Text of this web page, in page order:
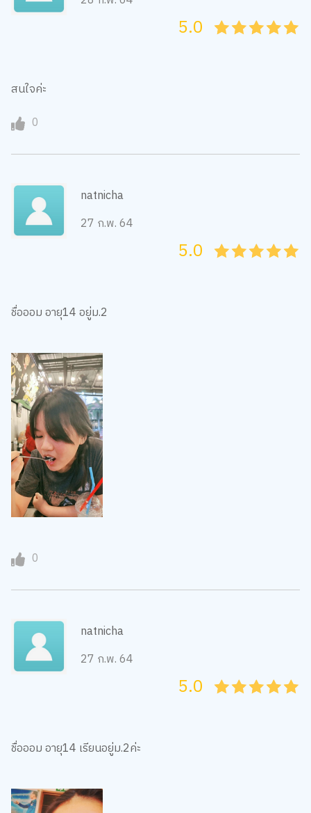
45
4
35
3
25
2
15
1
05
5.0
สนใจค่ะ
0
natnicha
27 ก.พ. 64
45
4
35
3
25
2
15
1
05
5.0
ชื่อออม อายุ14 อยู่ม.2
0
natnicha
27 ก.พ. 64
45
4
35
3
25
2
15
1
05
5.0
ชื่อออม อายุ14 เรียนอยู่ม.2ค่ะ